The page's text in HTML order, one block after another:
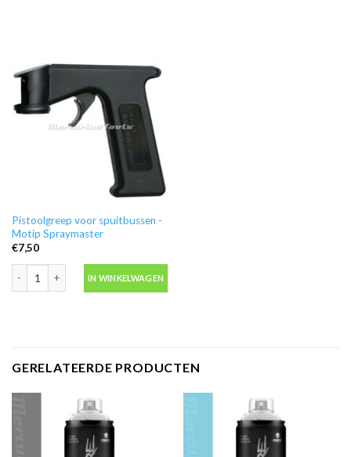
Pistoolgreep voor spuitbussen -
Motip Spraymaster
€7,50
IN WINKELWAGEN
GERELATEERDE PRODUCTEN